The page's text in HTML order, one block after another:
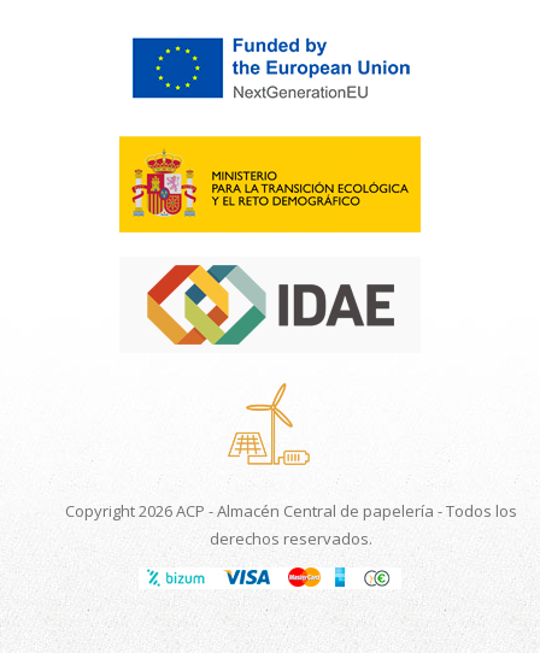
Copyright 2026 ACP - Almacén Central de papelería - Todos los
derechos reservados.